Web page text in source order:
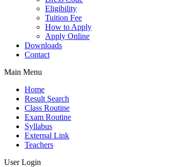
Eligibility
Tuition Fee
How to Apply
Apply Online
Downloads
Contact
Main Menu
Home
Result Search
Class Routine
Exam Routine
Syllabus
External Link
Teachers
User Login